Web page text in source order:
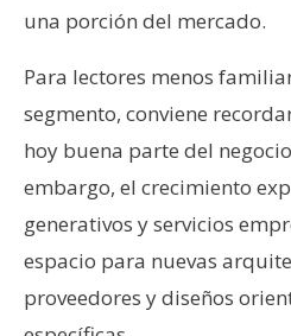
una porción del mercado.
Para lectores menos
segmento, conviene
hoy buena parte del
embargo, el crecimiento
generativos y servicios
espacio para nuevas
proveedores y diseños